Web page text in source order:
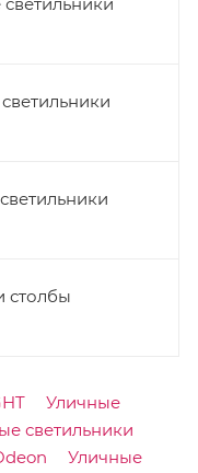
столбы
Уличные
светильники
Уличные